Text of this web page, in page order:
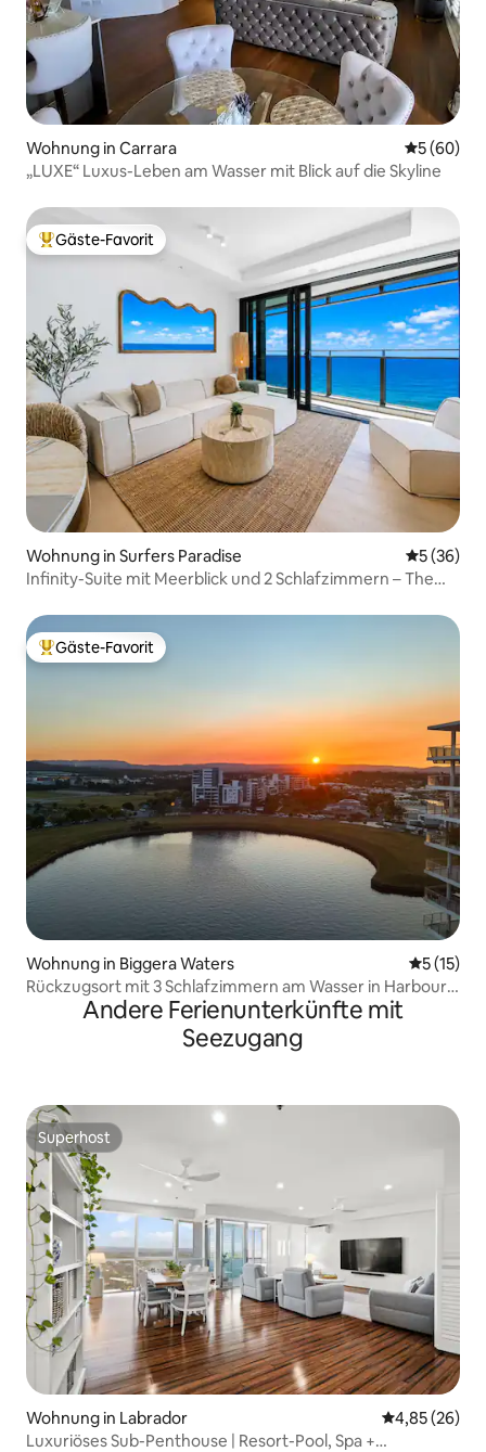
Wohnung in Carrara
5 (60)
„LUXE“ Luxus-Leben am Wasser mit Blick auf die Skyline
Beliebter Gäste-Favorit.
Gäste-Favorit
Wohnung in Surfers Paradise
5 (36)
Infinity-Suite mit Meerblick und 2 Schlafzimmern – The
Beliebter Gäste-Favorit.
Gäste-Favorit
Wohnung in Biggera Waters
5 (15)
Rückzugsort mit 3 Schlafzimmern am Wasser in Harbour
Andere Ferienunterkünfte mit
Seezugang
Superhost
Superhost
Wohnung in Labrador
4,85 (26)
Luxuriöses Sub-Penthouse | Resort-Pool, Spa +